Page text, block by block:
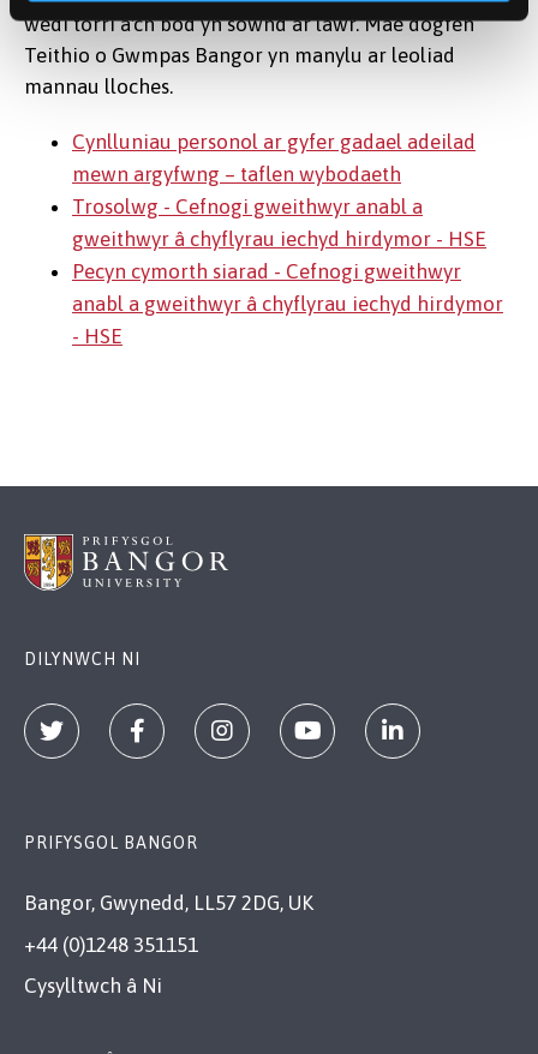
wedi torri a'ch bod yn sownd ar lawr. Mae dogfen
Teithio o Gwmpas Bangor yn manylu ar leoliad
mannau lloches.
Cynlluniau personol ar gyfer gadael adeilad
mewn argyfwng – taflen wybodaeth
Trosolwg - Cefnogi gweithwyr anabl a
gweithwyr â chyflyrau iechyd hirdymor - HSE
Pecyn cymorth siarad - Cefnogi gweithwyr
anabl a gweithwyr â chyflyrau iechyd hirdymor
- HSE
DILYNWCH NI
PRIFYSGOL BANGOR
Bangor, Gwynedd, LL57 2DG, UK
+44 (0)1248 351151
Cysylltwch â Ni